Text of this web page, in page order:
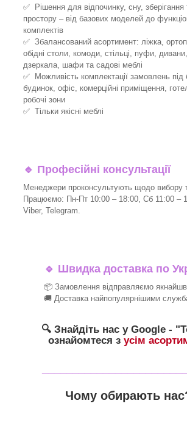
✅ Рішення для відпочинку, сну, зберігання
простору – від базових моделей до
комплектів
✅ Збалансований асортимент: ліжка,
обідні столи, комоди, стільці, пуфи,
дзеркала, шафи та садові меблі
✅ Можливість комплектації замовлень під
будинок, офіс, комерційні приміщення,
робочі зони
✅ Тільки якісні меблі
🔹 Професійні консультації
Менеджери проконсультують щодо вибору
Працюємо: Пн-Пт 10:00 – 18:00, Сб 11:00 –
Viber, Telegram.
🔹 Швидка доставка по
📦 Замовлення відправляємо
🚚 Доставка найпопулярнішими
🔍 Знайдіть нас у Google -
ознайомтеся з усім
Чому обирають